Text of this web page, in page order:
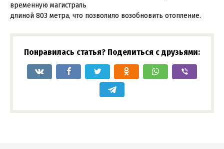
временную магистраль
длиной 803 метра, что позволило возобновить отопление.
Понравилась статья? Поделиться с друзьями: